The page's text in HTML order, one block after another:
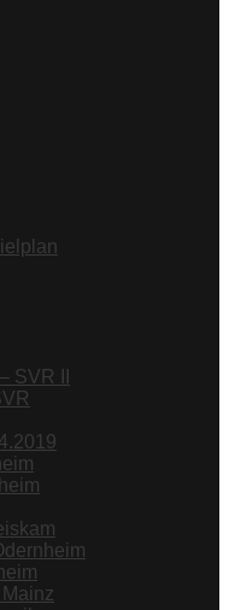
SVR II